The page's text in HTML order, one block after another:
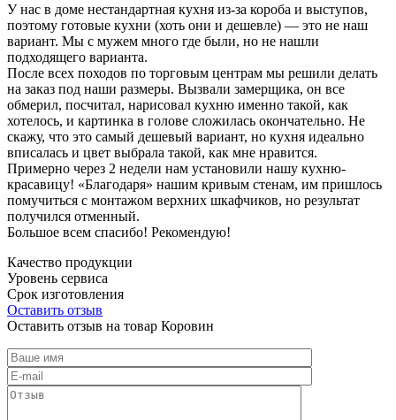
У нас в доме нестандартная кухня из-за короба и выступов,
поэтому готовые кухни (хоть они и дешевле) — это не наш
вариант. Мы с мужем много где были, но не нашли
подходящего варианта.
После всех походов по торговым центрам мы решили делать
на заказ под наши размеры. Вызвали замерщика, он все
обмерил, посчитал, нарисовал кухню именно такой, как
хотелось, и картинка в голове сложилась окончательно. Не
скажу, что это самый дешевый вариант, но кухня идеально
вписалась и цвет выбрала такой, как мне нравится.
Примерно через 2 недели нам установили нашу кухню-
красавицу! «Благодаря» нашим кривым стенам, им пришлось
помучиться с монтажом верхних шкафчиков, но результат
получился отменный.
Большое всем спасибо! Рекомендую!
Качество продукции
Уровень сервиса
Срок изготовления
Оставить отзыв
Оставить отзыв на товар Коровин